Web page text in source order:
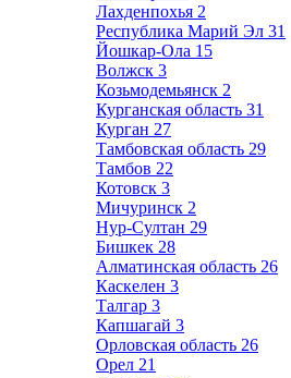
Лахденпохья 2
Республика Марий Эл 31
Йошкар-Ола 15
Волжск 3
Козьмодемьянск 2
Курганская область 31
Курган 27
Тамбовская область 29
Тамбов 22
Котовск 3
Мичуринск 2
Нур-Султан 29
Бишкек 28
Алматинская область 26
Каскелен 3
Талгар 3
Капшагай 3
Орловская область 26
Орел 21